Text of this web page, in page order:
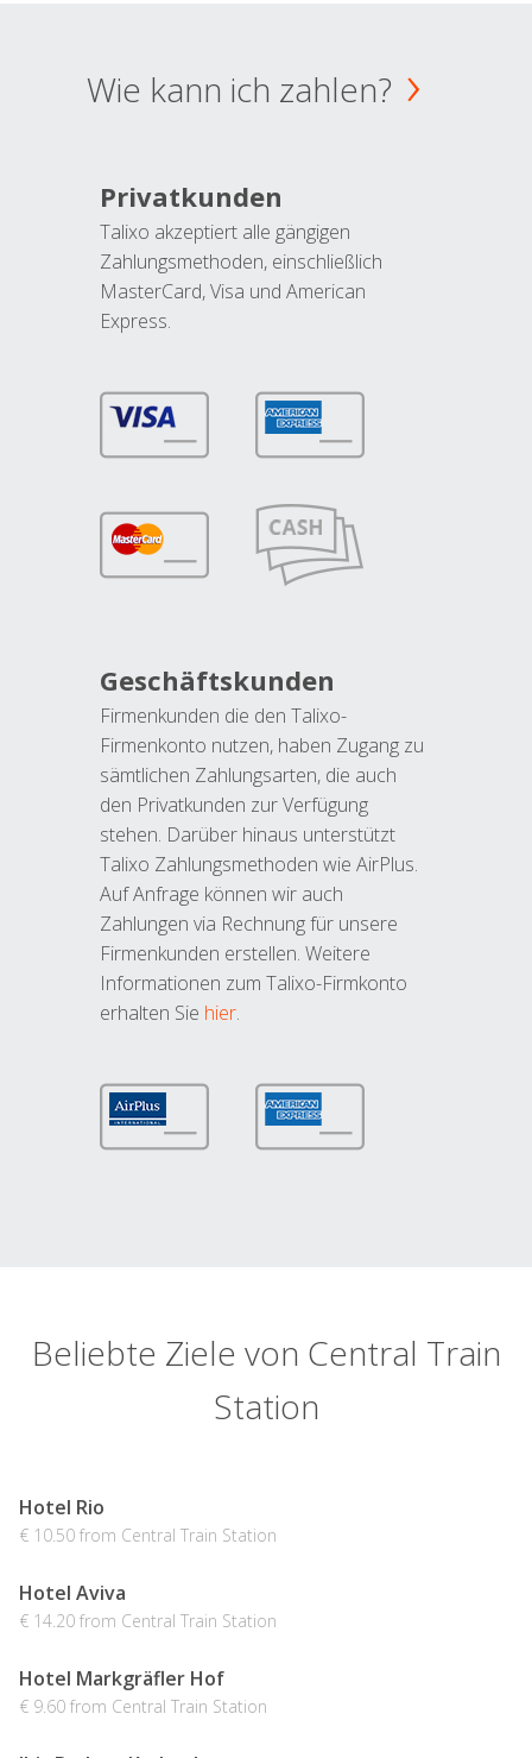
Wie kann ich zahlen?
Privatkunden
Talixo akzeptiert alle gängigen
Zahlungsmethoden, einschließlich
MasterCard, Visa und American
Express.
Geschäftskunden
Firmenkunden die den Talixo-
Firmenkonto nutzen, haben Zugang zu
sämtlichen Zahlungsarten, die auch
den Privatkunden zur Verfügung
stehen. Darüber hinaus unterstützt
Talixo Zahlungsmethoden wie AirPlus.
Auf Anfrage können wir auch
Zahlungen via Rechnung für unsere
Firmenkunden erstellen. Weitere
Informationen zum Talixo-Firmkonto
erhalten Sie hier.
Beliebte Ziele von Central Train
Station
Hotel Rio
€ 10.50 from Central Train Station
Hotel Aviva
€ 14.20 from Central Train Station
Hotel Markgräfler Hof
€ 9.60 from Central Train Station